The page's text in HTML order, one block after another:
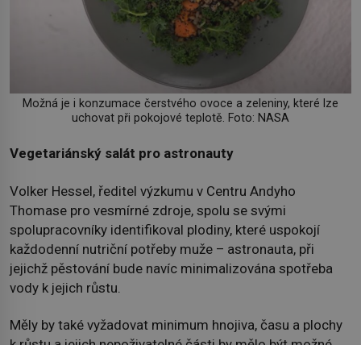
Možná je i konzumace čerstvého ovoce a zeleniny, které lze
uchovat při pokojové teplotě. Foto: NASA
Vegetariánský salát pro astronauty
Volker Hessel, ředitel výzkumu v Centru Andyho
Thomase pro vesmírné zdroje, spolu se svými
spolupracovníky identifikoval plodiny, které uspokojí
každodenní nutriční potřeby muže – astronauta, při
jejichž pěstování bude navíc minimalizována spotřeba
vody k jejich růstu.
Měly by také vyžadovat minimum hnojiva, času a plochy